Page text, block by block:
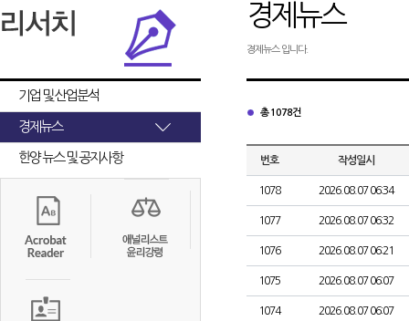
기업 및 산업분석
경제뉴스
한양 뉴스 및 공지사항
경제뉴스
경제뉴스 입니다.
총 1078건
번호 작성일시
1078 2026.08.07 06:34
1077 2026.08.07 06:32
1076 2026.08.07 06:21
1075 2026.08.07 06:07
1074 2026.08.07 06:07